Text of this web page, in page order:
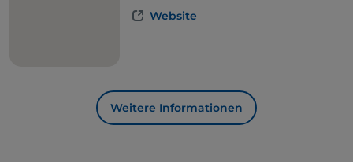
Website
Weitere Informationen